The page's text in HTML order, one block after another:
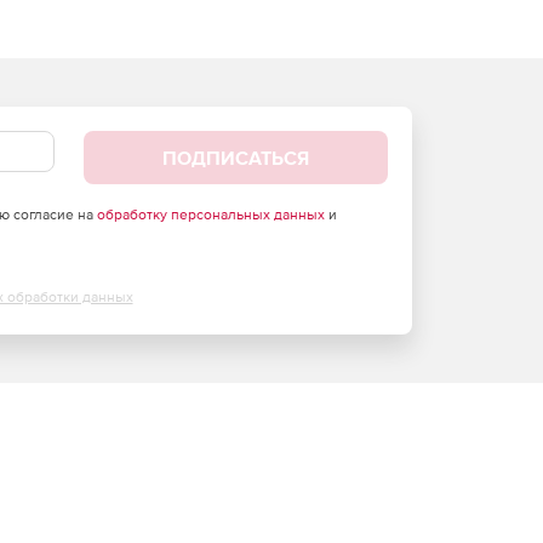
ПОДПИСАТЬСЯ
согласие на обработку персональных данныхи
обработки данных